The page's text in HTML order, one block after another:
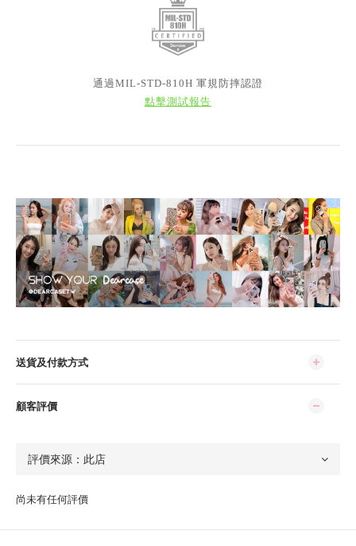
通過MIL-STD-810H 軍規防摔認證
點擊測試報告
送貨及付款方式
顧客評價
尚未有任何評價